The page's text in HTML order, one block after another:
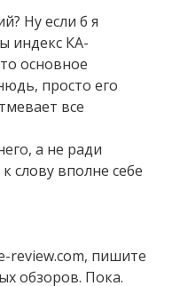
Ну если б я
индекс КА-
основное
просто его
все
а не ради
слову вполне себе
review.com, пишите
обзоров. Пока.